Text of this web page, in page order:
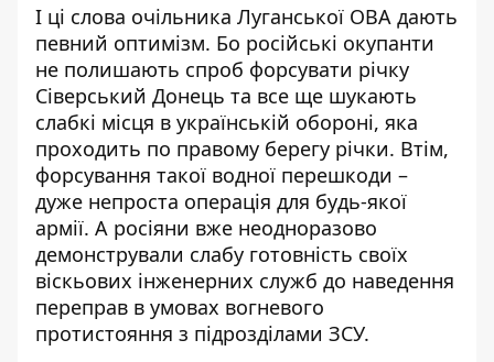
І ці слова очільника Луганської ОВА дають
певний оптимізм. Бо російські окупанти
не полишають спроб форсувати річку
Сіверський Донець та все ще шукають
слабкі місця в українській обороні, яка
проходить по правому берегу річки. Втім,
форсування такої водної перешкоди –
дуже непроста операція для будь-якої
армії. А росіяни вже неодноразово
демонстрували слабу готовність своїх
віскьових інженерних служб до наведення
переправ в умовах вогневого
протистояння з підрозділами ЗСУ.